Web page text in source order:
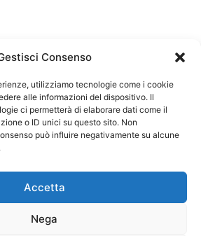
Consenso
utilizziamo tecnologie come i cookie
alle informazioni del dispositivo. Il
ci permetterà di elaborare dati come il
o ID unici su questo sito. Non
può influire negativamente su alcune
Accetta
Nega
Degli Ordini dei Biologi:
fiscale 80069130583
internet www.fnob.it: Vincenzo